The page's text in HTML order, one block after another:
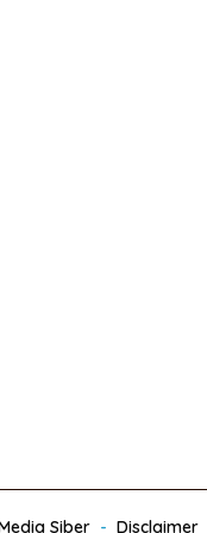
Siber Disclaimer